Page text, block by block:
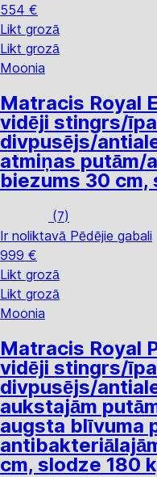
554 €
Likt grozā
Likt grozā
Moonia
Matracis Royal
vidēji stingrs/
divpusējs/
atmiņas putām/
biezums 30 cm,
(7)
Ir noliktavā Pēdējie gabali
999 €
Likt grozā
Likt grozā
Moonia
Matracis Royal
vidēji stingrs/
divpusējs/
aukstajām
augsta blīvuma
cm, slodze 180